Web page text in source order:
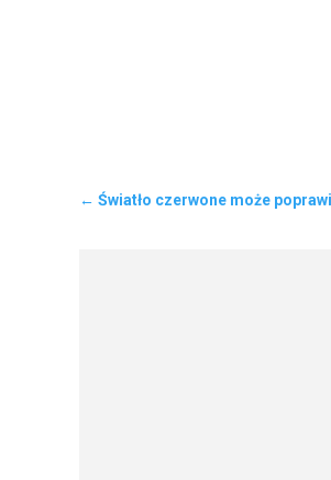
← Światło czerwone może